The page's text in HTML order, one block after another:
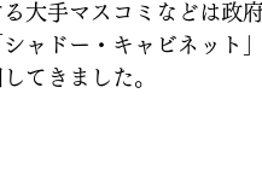
大手マスコミなどは政
ャドー・キャビネット」
てきました。